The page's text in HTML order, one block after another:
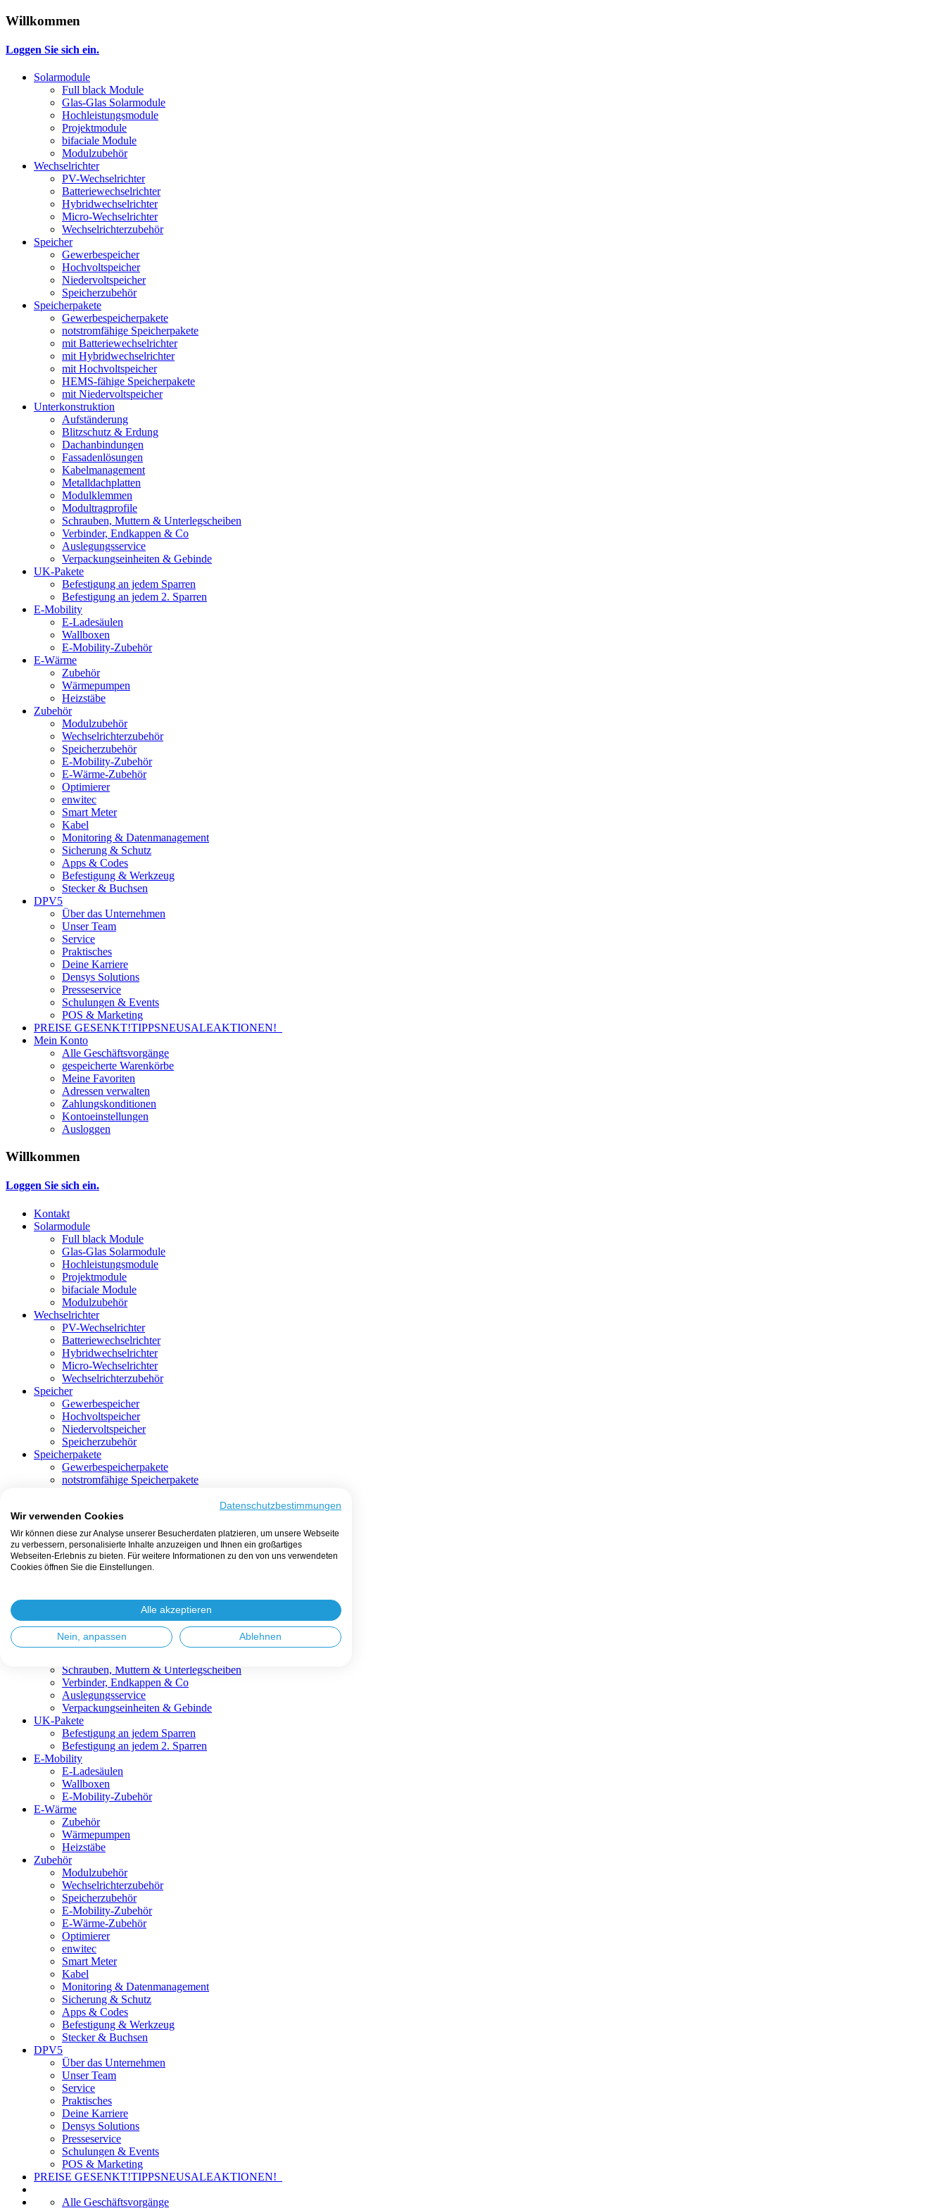
Willkommen
Loggen Sie sich ein.
Solarmodule
Full black Module
Glas-Glas Solarmodule
Hochleistungsmodule
Projektmodule
bifaciale Module
Modulzubehör
Wechselrichter
PV-Wechselrichter
Batteriewechselrichter
Hybridwechselrichter
Micro-Wechselrichter
Wechselrichterzubehör
Speicher
Gewerbespeicher
Hochvoltspeicher
Niedervoltspeicher
Speicherzubehör
Speicherpakete
Gewerbespeicherpakete
notstromfähige Speicherpakete
mit Batteriewechselrichter
mit Hybridwechselrichter
mit Hochvoltspeicher
HEMS-fähige Speicherpakete
mit Niedervoltspeicher
Unterkonstruktion
Aufständerung
Blitzschutz & Erdung
Dachanbindungen
Fassadenlösungen
Kabelmanagement
Metalldachplatten
Modulklemmen
Modultragprofile
Schrauben, Muttern & Unterlegscheiben
Verbinder, Endkappen & Co
Auslegungsservice
Verpackungseinheiten & Gebinde
UK-Pakete
Befestigung an jedem Sparren
Befestigung an jedem 2. Sparren
E-Mobility
E-Ladesäulen
Wallboxen
E-Mobility-Zubehör
E-Wärme
Zubehör
Wärmepumpen
Heizstäbe
Zubehör
Modulzubehör
Wechselrichterzubehör
Speicherzubehör
E-Mobility-Zubehör
E-Wärme-Zubehör
Optimierer
enwitec
Smart Meter
Kabel
Monitoring & Datenmanagement
Sicherung & Schutz
Apps & Codes
Befestigung & Werkzeug
Stecker & Buchsen
DPV5
Über das Unternehmen
Unser Team
Service
Praktisches
Deine Karriere
Densys Solutions
Presseservice
Schulungen & Events
POS & Marketing
PREISE GESENKT!TIPPSNEUSALEAKTIONEN!
Mein Konto
Alle Geschäftsvorgänge
gespeicherte Warenkörbe
Meine Favoriten
Adressen verwalten
Zahlungskonditionen
Kontoeinstellungen
Ausloggen
Willkommen
Loggen Sie sich ein.
Kontakt
Solarmodule
Full black Module
Glas-Glas Solarmodule
Hochleistungsmodule
Projektmodule
bifaciale Module
Modulzubehör
Wechselrichter
PV-Wechselrichter
Batteriewechselrichter
Hybridwechselrichter
Micro-Wechselrichter
Wechselrichterzubehör
Speicher
Gewerbespeicher
Hochvoltspeicher
Niedervoltspeicher
Speicherzubehör
Speicherpakete
Gewerbespeicherpakete
notstromfähige Speicherpakete
mit Hochvoltspeicher
HEMS-fähige Speicherpakete
mit Niedervoltspeicher
Unterkonstruktion
Aufständerung
Fassadenlösungen
Kabelmanagement
Metalldachplatten
Modulklemmen
Schrauben, Muttern & Unterlegscheiben
Verbinder, Endkappen & Co
Auslegungsservice
Verpackungseinheiten & Gebinde
UK-Pakete
Befestigung an jedem Sparren
Befestigung an jedem 2. Sparren
E-Mobility
E-Ladesäulen
Wallboxen
E-Mobility-Zubehör
E-Wärme
Zubehör
Wärmepumpen
Heizstäbe
Zubehör
Modulzubehör
Wechselrichterzubehör
Speicherzubehör
E-Mobility-Zubehör
E-Wärme-Zubehör
Optimierer
enwitec
Smart Meter
Kabel
Monitoring & Datenmanagement
Sicherung & Schutz
Apps & Codes
Befestigung & Werkzeug
Stecker & Buchsen
DPV5
Über das Unternehmen
Unser Team
Service
Praktisches
Deine Karriere
Densys Solutions
Presseservice
Schulungen & Events
POS & Marketing
PREISE GESENKT!TIPPSNEUSALEAKTIONEN!
Alle Geschäftsvorgänge
Datenschutzbestimmungen
Wir verwenden Cookies
Wir können diese zur Analyse unserer Besucherdaten platzieren, um unsere Webseite
zu verbessern, personalisierte Inhalte anzuzeigen und Ihnen ein großartiges
Webseiten-Erlebnis zu bieten. Für weitere Informationen zu den von uns verwendeten
Cookies öffnen Sie die Einstellungen.
Alle akzeptieren
Nein, anpassen Ablehnen